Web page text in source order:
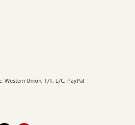
Western Union, T/T, L/C, PayPal